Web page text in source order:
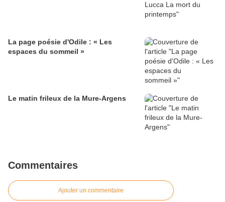
La page poésie d'Odile : « Les
espaces du sommeil »
Le matin frileux de la Mure-Argens
Commentaires
Ajouter un commentaire